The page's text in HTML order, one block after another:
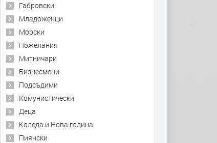
Габровски
Младоженци
Морски
Пожелания
Митничари
Бизнесмени
Подсъдими
Комунистически
Деца
Коледа и Нова година
Пиянски